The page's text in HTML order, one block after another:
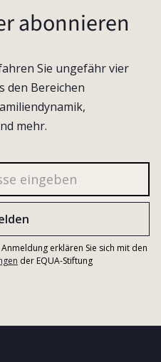
abonnieren
Sie ungefähr vier
den Bereichen
mehr.
erklären Sie sich mit den
der EQUA-Stiftung